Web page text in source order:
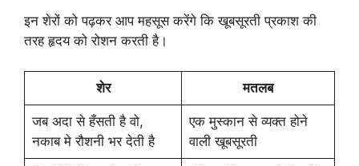
इन शेरों को पढ़कर आप महसूस करेंगे कि खूबसूरती प्रकाश की
तरह हृदय को रोशन करती है।
शेर मतलब
जब अदा से हँसती है वो,
नकाब मे रौशनी भर देती है
एक मुस्कान से व्यक्त होने
वाली खूबसूरती